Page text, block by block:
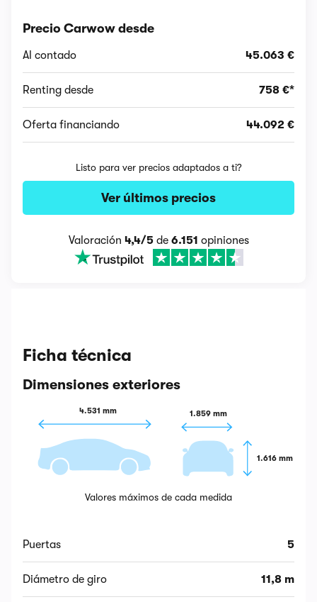
Precio Carwow desde
Al contado 45.063 €
Renting desde 758 €*
Oferta financiando 44.092 €
Listo para ver precios adaptados a ti?
Ver últimos precios
Valoración 4,4/5de 6.151 opiniones
Ficha técnica
Dimensiones exteriores
4.531 mm 1.859 mm
1.616 mm
Valores máximos de cada medida
Puertas 5
Diámetro de giro 11,8 m